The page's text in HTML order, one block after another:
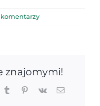
znajomymi!
TumblrPinterest
Vk Email